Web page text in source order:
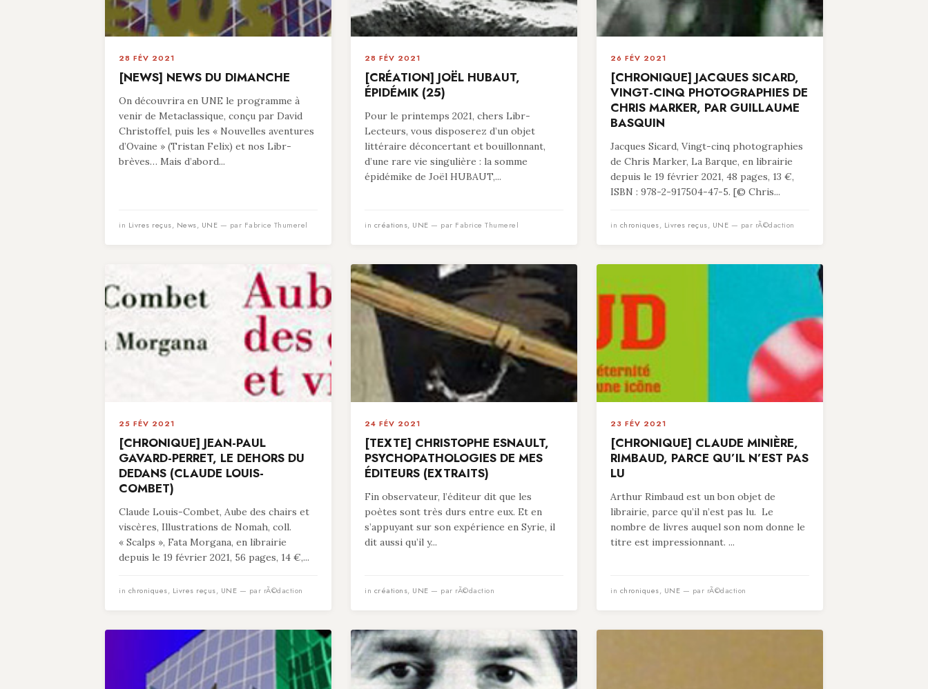
28 FÉV 2021
[NEWS] NEWS DU DIMANCHE
On découvrira en UNE le programme à
venir de Metaclassique, conçu par David
Christoffel, puis les « Nouvelles aventures
d’Ovaine » (Tristan Felix) et nos Libr-
brèves… Mais d’abord...
in Livres reçus, News, UNE — par Fabrice Thumerel
28 FÉV 2021
[CRÉATION] JOËL HUBAUT,
ÉPIDÉMIK (25)
Pour le printemps 2021, chers Libr-
Lecteurs, vous disposerez d’un objet
littéraire déconcertant et bouillonnant,
d’une rare vie singulière : la somme
épidémike de Joël HUBAUT,...
in créations, UNE — par Fabrice Thumerel
26 FÉV 2021
[CHRONIQUE] JACQUES SICARD,
VINGT-CINQ PHOTOGRAPHIES DE
CHRIS MARKER, PAR GUILLAUME
BASQUIN
Jacques Sicard, Vingt-cinq photographies
de Chris Marker, La Barque, en librairie
depuis le 19 février 2021, 48 pages, 13 €,
ISBN : 978-2-917504-47-5. [© Chris...
in chroniques, Livres reçus, UNE — par rÃ©daction
25 FÉV 2021
[CHRONIQUE] JEAN-PAUL
GAVARD-PERRET, LE DEHORS DU
DEDANS (CLAUDE LOUIS-
COMBET)
Claude Louis-Combet, Aube des chairs et
viscères, Illustrations de Nomah, coll.
« Scalps », Fata Morgana, en librairie
depuis le 19 février 2021, 56 pages, 14 €,...
in chroniques, Livres reçus, UNE — par rÃ©daction
24 FÉV 2021
[TEXTE] CHRISTOPHE ESNAULT,
PSYCHOPATHOLOGIES DE MES
ÉDITEURS (EXTRAITS)
Fin observateur, l’éditeur dit que les
poètes sont très durs entre eux. Et en
s’appuyant sur son expérience en Syrie, il
dit aussi qu’il y...
in créations, UNE — par rÃ©daction
23 FÉV 2021
[CHRONIQUE] CLAUDE MINIÈRE,
RIMBAUD, PARCE QU’IL N’EST PAS
LU
Arthur Rimbaud est un bon objet de
librairie, parce qu’il n’est pas lu. Le
nombre de livres auquel son nom donne le
titre est impressionnant. ...
in chroniques, UNE — par rÃ©daction